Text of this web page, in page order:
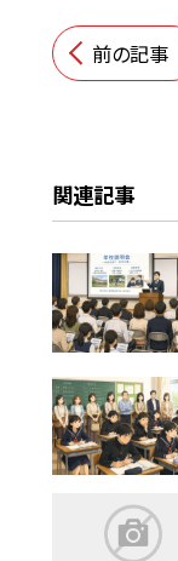
前の記事
関連記事